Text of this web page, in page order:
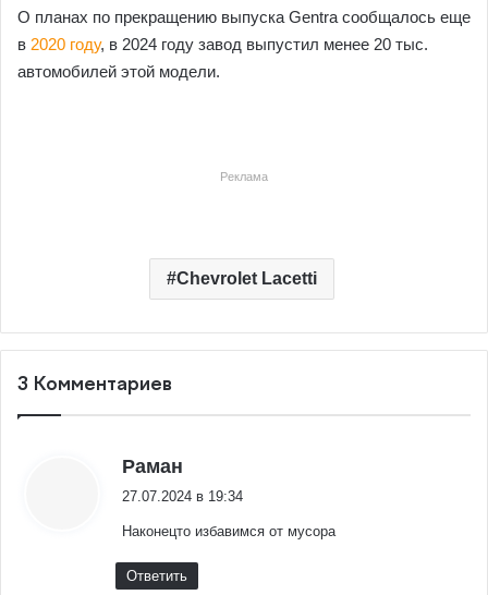
О планах по прекращению выпуска Gentra сообщалось еще
в 2020 году, в 2024 году завод выпустил менее 20 тыс.
автомобилей этой модели.
Реклама
Chevrolet Lacetti
3 Комментариев
Раман
27.07.2024 в 19:34
Наконецто избавимся от мусора
Ответить